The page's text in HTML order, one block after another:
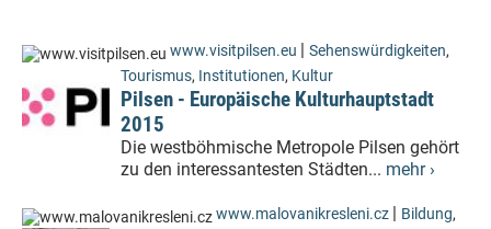
www.visitpilsen.eu | Sehenswürdigkeiten,
Tourismus, Institutionen, Kultur
Pilsen - Europäische Kulturhauptstadt
2015
Die westböhmische Metropole Pilsen gehört
zu den interessantesten Städten... mehr ›
www.malovanikresleni.cz | Bildung,